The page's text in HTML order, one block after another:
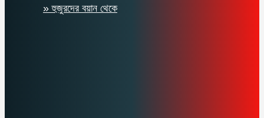
» হুজুরদের বয়ান থেকে